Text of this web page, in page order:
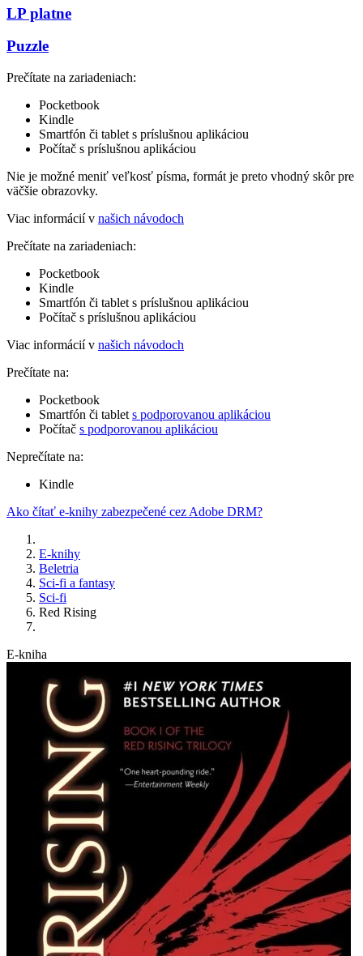
LP platne
Puzzle
Prečítate na zariadeniach:
Pocketbook
Kindle
Smartfón či tablet s príslušnou aplikáciou
Počítač s príslušnou aplikáciou
Nie je možné meniť veľkosť písma, formát je preto vhodný skôr pre
väčšie obrazovky.
Viac informácií v našich návodoch
Prečítate na zariadeniach:
Pocketbook
Kindle
Smartfón či tablet s príslušnou aplikáciou
Počítač s príslušnou aplikáciou
Viac informácií v našich návodoch
Prečítate na:
Pocketbook
Smartfón či tablet s podporovanou aplikáciou
Počítač s podporovanou aplikáciou
Neprečítate na:
Kindle
Ako čítať e-knihy zabezpečené cez Adobe DRM?
E-knihy
Beletria
Sci-fi a fantasy
Sci-fi
Red Rising
E-kniha